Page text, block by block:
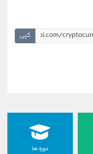
کپی
دوره ها